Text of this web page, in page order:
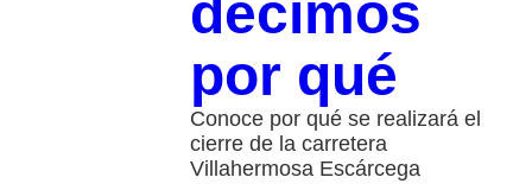
decimos
por qué
Conoce por qué se realizará el
cierre de la carretera
Villahermosa Escárcega